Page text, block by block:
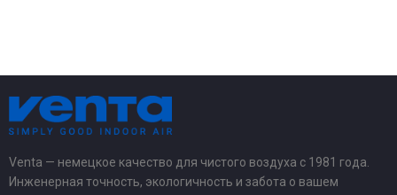
Venta — немецкое качество для чистого воздуха с 1981 года.
Инженерная точность, экологичность и забота о вашем